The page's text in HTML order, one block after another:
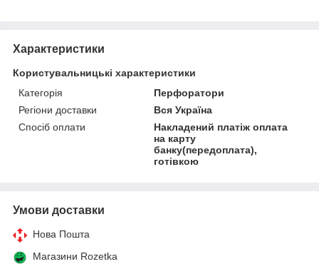
Характеристики
Користувальницькі характеристики
Категорія
Перфоратори
Регіони доставки
Вся Україна
Спосіб оплати
Накладений платіж оплата
на карту
банку(передоплата),
готівкою
Умови доставки
Нова Пошта
Магазини Rozetka